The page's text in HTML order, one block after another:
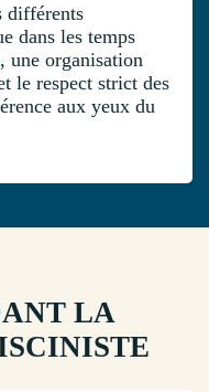
différents
dans les temps
, une organisation
le respect strict des
aux yeux du
LA